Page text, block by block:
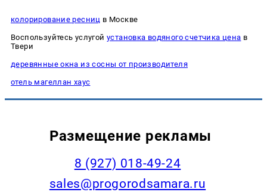
колорирование ресниц в Москве
Воспользуйтесь услугой установка водяного счетчика цена в
Твери
деревянные окна из сосны от производителя
отель магеллан хаус
Размещение рекламы
8 (927) 018-49-24
sales@progorodsamara.ru